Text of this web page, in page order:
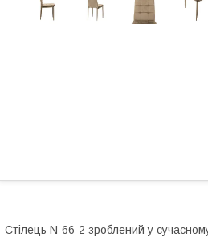
Стілець N-66-2 зроблений у